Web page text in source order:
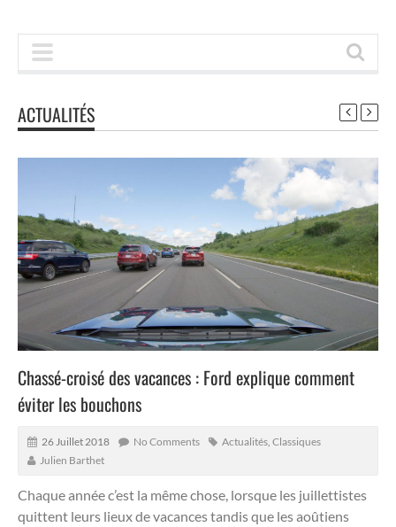
ACTUALITÉS
Chassé-croisé des vacances : Ford explique comment
éviter les bouchons
26 Juillet 2018 No Comments Actualités Classiques
Julien Barthet
Chaque année c’est la même chose, lorsque les juillettistes
quittent leurs lieux de vacances tandis que les aoûtiens